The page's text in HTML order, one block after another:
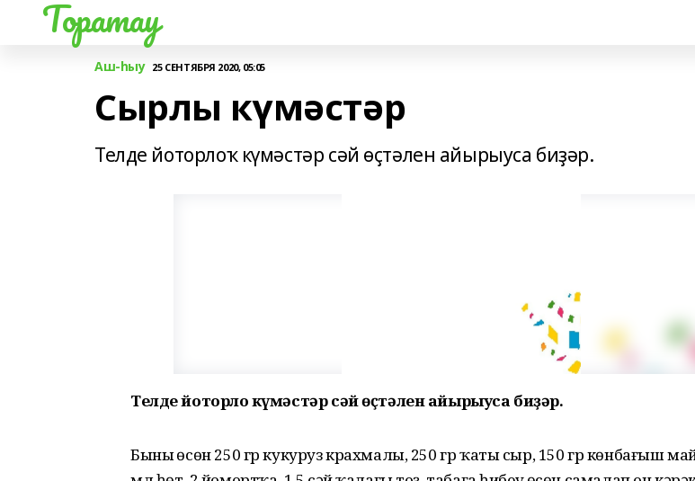
Торатау
Аш-һыу 25 СЕНТЯБРЯ 2020, 05:05
Сырлы күмәстәр
Телде йоторлоҡ күмәстәр сәй өҫтәлен айырыуса биҙәр.
Телде йоторлоҡ күмәстәр сәй өҫтәлен айырыуса биҙәр.
Бының өсөн 250 гр кукуруз крахмалы, 250 гр ҡаты сыр, 150 гр көнбағыш